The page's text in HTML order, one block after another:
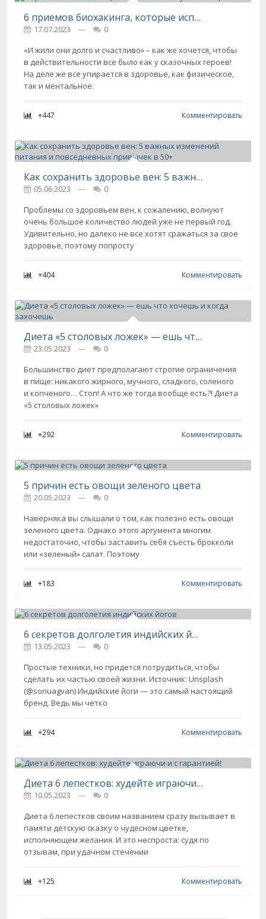
6 приемов биохакинга, которые используют японцы
17.07.2023 ---
0
«И жили они долго и счастливо» – как же хочется, чтобы
в действительности все было как у сказочных героев!
На деле же все упирается в здоровье, как физическое,
так и ментальное.
+447 Комментировать
Как сохранить здоровье вен: 5 важных изменений питания и повседневных привычек в 50+
05.06.2023 ---
0
Проблемы со здоровьем вен, к сожалению, волнуют
очень большое количество людей уже не первый год.
Удивительно, но далеко не все хотят сражаться за свое
здоровье, поэтому попросту
+404 Комментировать
Диета «5 столовых ложек» — ешь что хочешь и когда захочешь
23.05.2023 ---
0
Большинство диет предполагают строгие ограничения
в пище: никакого жирного, мучного, сладкого, соленого
и копченого… Стоп! А что же тогда вообще есть?! Диета
«5 столовых ложек»
+292 Комментировать
5 причин есть овощи зеленого цвета
20.05.2023 ---
0
Наверняка вы слышали о том, как полезно есть овощи
зеленого цвета. Однако этого аргумента многим
недостаточно, чтобы заставить себя съесть брокколи
или «зеленый» салат. Поэтому
+183 Комментировать
6 секретов долголетия индийских йогов
13.05.2023 ---
0
Простые техники, но придется потрудиться, чтобы
сделать их частью своей жизни. Источник: Unsplash
(@sonuagvan)​​​​​​​ Индийские йоги — это самый настоящий
бренд. Ведь мы четко
+294 Комментировать
Диета 6 лепестков: худейте играючи и с гарантией!
10.05.2023 ---
0
Диета 6 лепестков своим названием сразу вызывает в
памяти детскую сказку о чудесном цветке,
исполняющем желания. И это неспроста: судя по
отзывам, при удачном стечении
+125 Комментировать